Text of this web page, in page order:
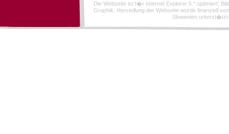
Die Webseite ist f�r Internet Explorer 5.* optimiert;
Graphik. Herstellung der Webseite wurde finanziell
Slowenien unterst�tzt